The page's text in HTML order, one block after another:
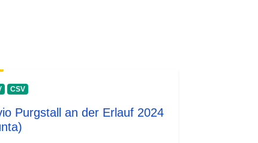
CSV
Purgstall an der Erlauf 2024